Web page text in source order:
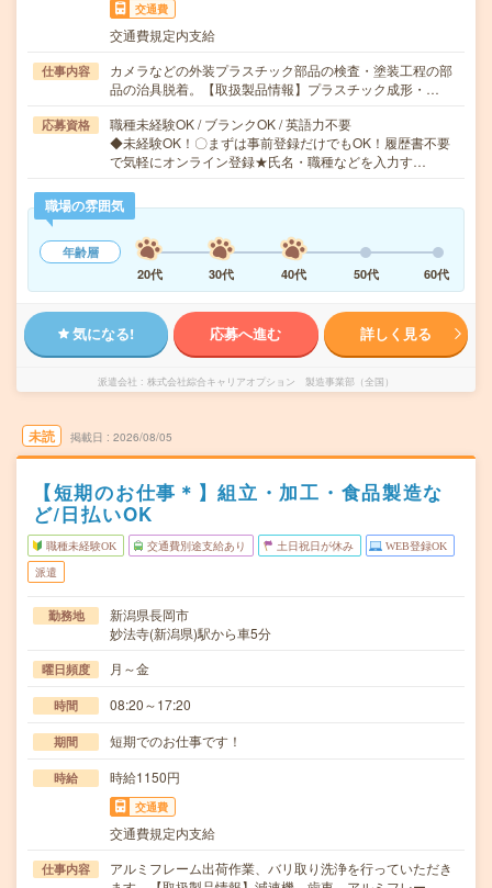
交通費
交通費規定内支給
仕事内容
カメラなどの外装プラスチック部品の検査・塗装工程の部
品の治具脱着。【取扱製品情報】プラスチック成形・…
応募資格
職種未経験OK / ブランクOK / 英語力不要
◆未経験OK！〇まずは事前登録だけでもOK！履歴書不要
で気軽にオンライン登録★氏名・職種などを入力す…
職場の雰囲気
年齢層
20代
30代 40代 50代 60代
気になる! 応募へ進む 詳しく見る
派遣会社 株式会社綜合キャリアオプション 製造事業部（全国）
未読 掲載日 2026/08/05
【短期のお仕事＊】組立・加工・食品製造な
ど/日払いOK
職種未経験OK 交通費別途支給あり 土日祝日が休み WEB登録OK
派遣
勤務地
新潟県長岡市
妙法寺(新潟県)駅から車5分
曜日頻度 月～金
時間 08:20～17:20
期間 短期でのお仕事です！
時給 時給1150円
交通費
交通費規定内支給
仕事内容
アルミフレーム出荷作業、バリ取り洗浄を行っていただき